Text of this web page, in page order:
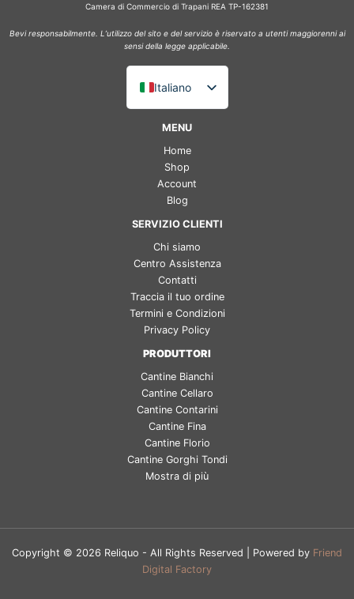
Camera di Commercio di Trapani REA TP-162381
Bevi responsabilmente. L’utilizzo del sito e del servizio è riservato a utenti maggiorenni ai
sensi della legge applicabile.
Italiano
English (UK)
Français
Español
MENU
Home
Shop
Account
Blog
SERVIZIO CLIENTI
Chi siamo
Centro Assistenza
Contatti
Traccia il tuo ordine
Termini e Condizioni
Privacy Policy
PRODUTTORI
Cantine Bianchi
Cantine Cellaro
Cantine Contarini
Cantine Fina
Cantine Florio
Cantine Gorghi Tondi
Mostra di più
Copyright © 2026 Reliquo - All Rights Reserved | Powered by Friend
Digital Factory